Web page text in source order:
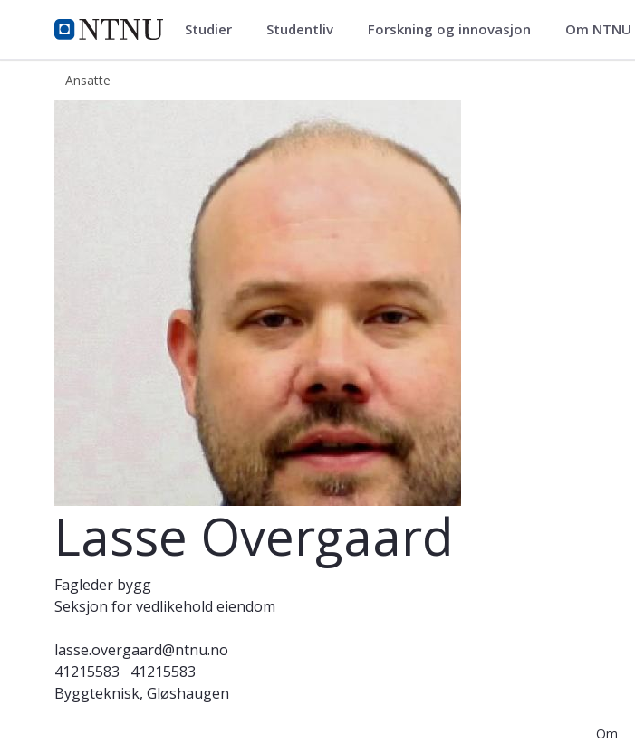
NTNU Hjemmeside
ntnu.no Studier Studentliv Forskning og innovasjon Om NTNU
Ansatte
Lasse Overgaard
Fagleder bygg
Seksjon for vedlikehold eiendom
lasse.overgaard@ntnu.no
41215583
41215583
Byggteknisk, Gløshaugen
Om